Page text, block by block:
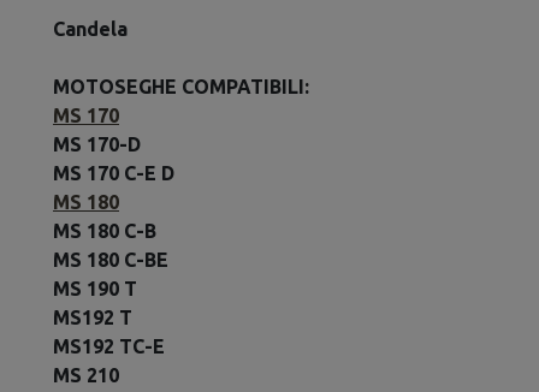
Candela
MOTOSEGHE COMPATIBILI:
MS 170
MS 170-D
MS 170 C-E D
MS 180
MS 180 C-B
MS 180 C-BE
MS 190 T
MS192 T
MS192 TC-E
MS 210